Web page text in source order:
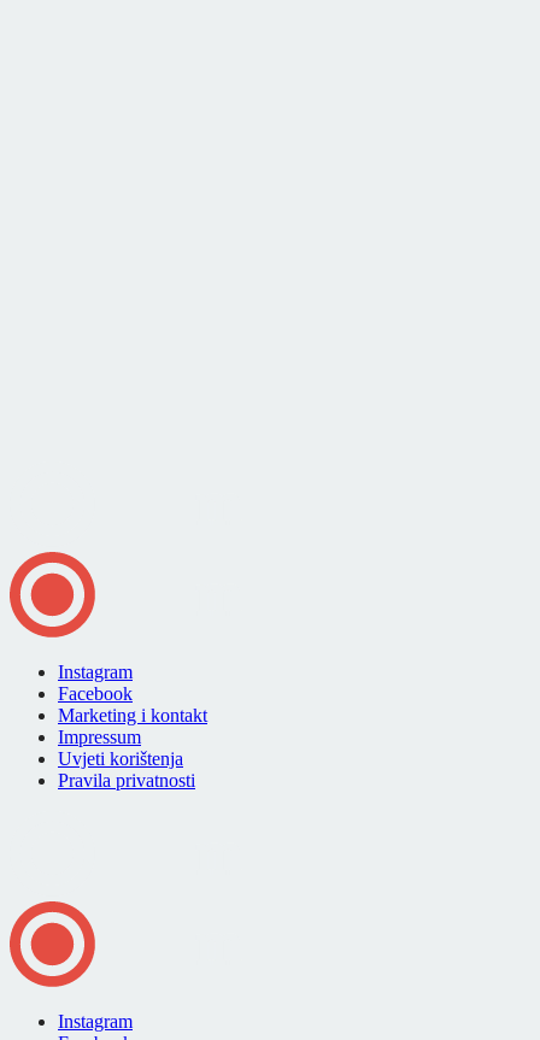
Instagram
Facebook
Marketing i kontakt
Impressum
Uvjeti korištenja
Pravila privatnosti
Instagram